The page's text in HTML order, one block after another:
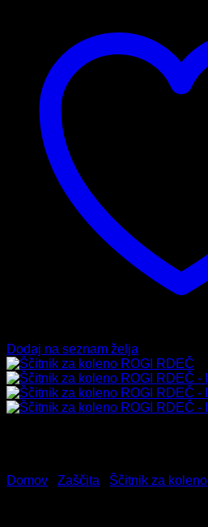
Dodaj na seznam želja
Domov Zaščita Ščitnik za koleno